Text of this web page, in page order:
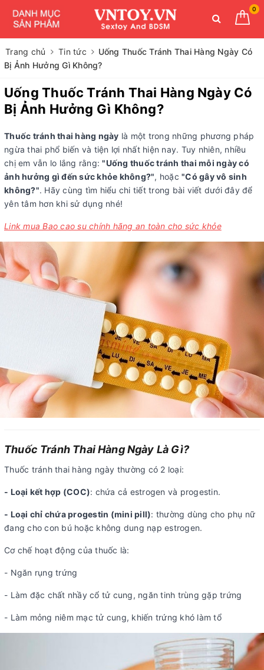
0
Trang chủ Tin tức
Uống Thuốc Tránh Thai Hàng Ngày Có
Bị Ảnh Hưởng Gì Không?
Uống Thuốc Tránh Thai Hàng Ngày Có
Bị Ảnh Hưởng Gì Không?
Thuốc tránh thai hàng ngày là một trong những phương pháp
ngừa thai phổ biến và tiện lợi nhất hiện nay. Tuy nhiên, nhiều
chị em vẫn lo lắng rằng:"Uống thuốc tránh thai mỗi ngày có
ảnh hưởng gì đến sức khỏe không?", hoặc "Có gây vô sinh
không?". Hãy cùng tìm hiểu chi tiết trong bài viết dưới đây để
yên tâm hơn khi sử dụng nhé!
Link mua Bao cao su chính hãng an toàn cho sức khỏe
Thuốc Tránh Thai Hàng Ngày Là Gì?
Thuốc tránh thai hàng ngày thường có 2 loại:
- Loại kết hợp (COC): chứa cả estrogen và progestin.
- Loại chỉ chứa progestin (mini pill): thường dùng cho phụ nữ
đang cho con bú hoặc không dung nạp estrogen.
Cơ chế hoạt động của thuốc là:
- Ngăn rụng trứng
- Làm đặc chất nhầy cổ tử cung, ngăn tinh trùng gặp trứng
- Làm mỏng niêm mạc tử cung, khiến trứng khó làm tổ